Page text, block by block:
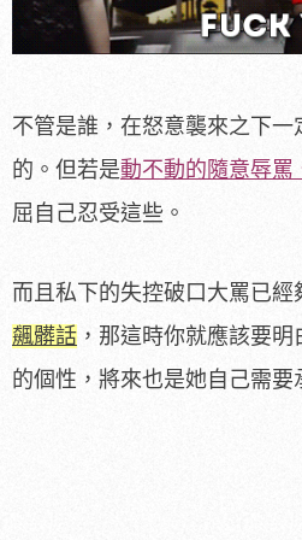
不管是誰，在怒意襲來之下
的。但若是動不動的隨意辱罵
屈自己忍受這些。
而且私下的失控破口大罵已
飆髒話 ，那這時你就應該要
的個性，將來也是她自己需